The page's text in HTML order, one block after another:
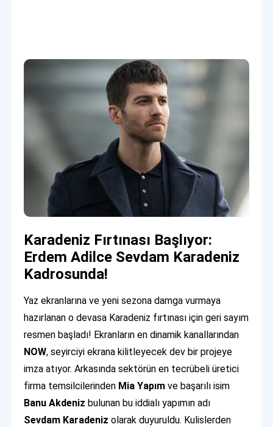
Karadeniz Fırtınası Başlıyor:
Erdem Adilce Sevdam Karadeniz
Kadrosunda!
Yaz ekranlarına ve yeni sezona damga vurmaya
hazırlanan o devasa Karadeniz fırtınası için geri sayım
resmen başladı! Ekranların en dinamik kanallarından
NOW, seyirciyi ekrana kilitleyecek dev bir projeye
imza atıyor. Arkasında sektörün en tecrübeli üretici
firma temsilcilerinden Mia Yapım ve başarılı isim
Banu Akdeniz bulunan bu iddialı yapımın adı
Sevdam Karadeniz olarak duyuruldu. Kulislerden